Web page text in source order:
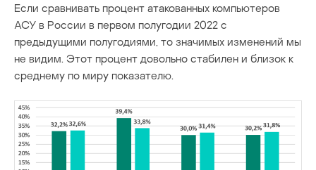
Если сравнивать процент атакованных компьютеров
АСУ в России в первом полугодии 2022 с
предыдущими полугодиями, то значимых изменений мы
не видим. Этот процент довольно стабилен и близок к
среднему по миру показателю.